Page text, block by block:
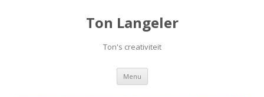
Ton Langeler
Ton's creativiteit
Menu Spring
inhoud